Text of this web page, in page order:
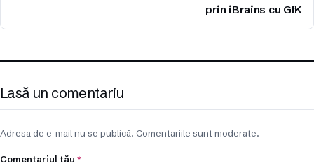
prin iBrains cu GfK
Lasă un comentariu
Adresa de e-mail nu se publică. Comentariile sunt moderate.
Comentariul tău *